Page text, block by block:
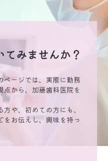
みませんか？
ページでは、実際に勤務
から、加藤歯科医院を
や、初めての方にも、
お伝えし、興味を持っ